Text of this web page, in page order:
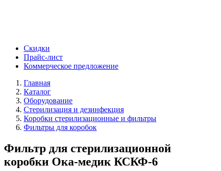
Скидки
Прайс-лист
Коммерческое предложение
Главная
Каталог
Оборудование
Стерилизация и дезинфекция
Коробки стерилизационные и фильтры
Фильтры для коробок
Фильтр для стерилизационной
коробки Ока-медик КСКФ-6